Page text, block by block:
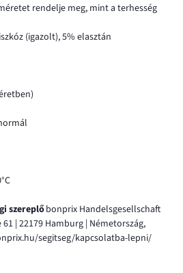
rendelje meg, mint a terhesség
(igazolt), 5% elasztán
szereplőbonprix Handelsgesellschaft
| 22179 Hamburg | Németország,
segitseg/kapcsolatba-lepni/